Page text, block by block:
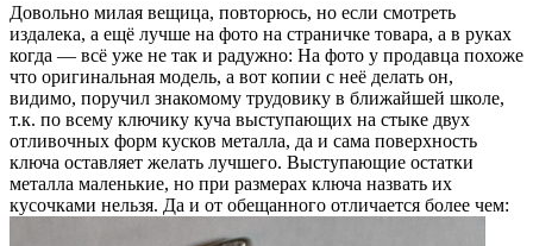
Довольно милая вещица, повторюсь, но если смотреть
издалека, а ещё лучше на фото на страничке товара, а в руках
когда — всё уже не так и радужно: На фото у продавца похоже
что оригинальная модель, а вот копии с неё делать он,
видимо, поручил знакомому трудовику в ближайшей школе,
т.к. по всему ключику куча выступающих на стыке двух
отливочных форм кусков металла, да и сама поверхность
ключа оставляет желать лучшего. Выступающие остатки
металла маленькие, но при размерах ключа назвать их
кусочками нельзя. Да и от обещанного отличается более чем: